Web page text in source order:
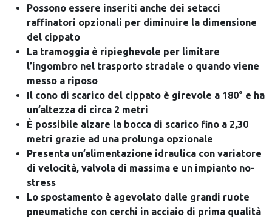
Possono essere inseriti anche dei setacci
raffinatori opzionali per diminuire la dimensione
del cippato
La tramoggia è ripieghevole per limitare
l’ingombro nel trasporto stradale o quando viene
messo a riposo
Il cono di scarico del cippato è girevole a 180° e ha
un’altezza di circa 2 metri
È possibile alzare la bocca di scarico fino a 2,30
metri grazie ad una prolunga opzionale
Presenta un’alimentazione idraulica con variatore
di velocità, valvola di massima e un impianto no-
stress
Lo spostamento è agevolato dalle grandi ruote
pneumatiche con cerchi in acciaio di prima qualità